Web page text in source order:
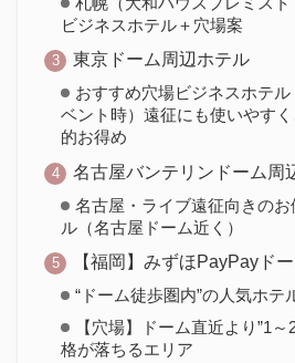
ビジネスホテル＋穴場案
東京ドーム周辺ホテル
おすすめ穴場ビジネスホテ
ベント時）遠征にも使いやす
的お得め
名古屋バンテリンドーム周
名古屋・ライブ遠征向きの
ル（名古屋ドーム近く）
【福岡】みずほPayPayド
“ドーム徒歩圏内”の人気ホテ
【穴場】ドーム直近より”1
格が落ちるエリア